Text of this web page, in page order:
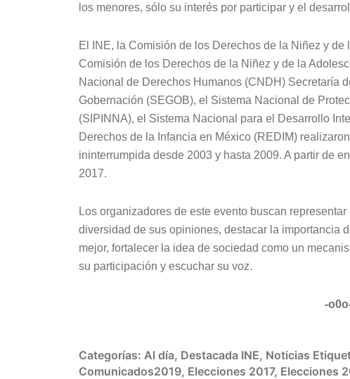
los menores, sólo su interés por participar y el
El INE, la Comisión de los Derechos de la Niñez y
Comisión de los Derechos de la Niñez y de la
Nacional de Derechos Humanos (CNDH) Secretaría
Gobernación (SEGOB), el Sistema Nacional de
(SIPINNA), el Sistema Nacional para el Desarrollo
Derechos de la Infancia en México (REDIM)
ininterrumpida desde 2003 y hasta 2009. A partir de
2017.
Los organizadores de este evento buscan
diversidad de sus opiniones, destacar la importancia
mejor, fortalecer la idea de sociedad como un
su participación y escuchar su voz.
-
Categorías: Al día, Destacada INE, Noticias
Comunicados2019, Elecciones 2017, Elecciones